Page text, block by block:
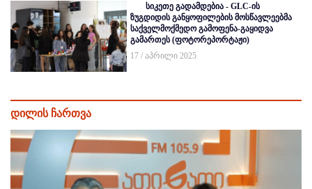
სიკეთე გადამდებია - GLC-ის
ზუგდიდის განყოფილების მოსწავლეებმა
საქველმოქმედო გამოფენა-გაყიდვა
გამართეს (ფოტორეპორტაჟი)
17 / აპრილი 2025
დილის ჩართვა